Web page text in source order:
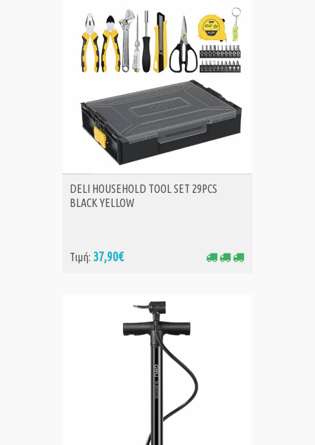
ΑΓΟΡΑ
DELI HOUSEHOLD TOOL SET 29PCS
BLACK YELLOW
Τιμή: 37,90€